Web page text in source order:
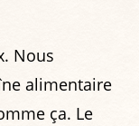
Nous
alimentaire
ça. Le